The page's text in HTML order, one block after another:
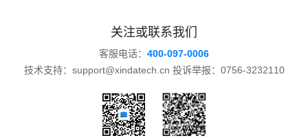
关注或联系我们
客服电话： 400-097-0006
技术支持：support@xindatech.cn 投诉举报：0756-3232110